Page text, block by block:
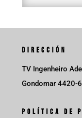
DIRECCIÓN
TV Ingenheiro
Gondomar 4420-
POLÍTICA DE